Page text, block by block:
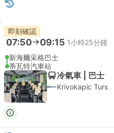
即刻確認
07:50 09:15 1小時25分鐘
新海爾采格巴士
蒂瓦特汽車站
冷氣車 | 巴士
Krivokapic Turs